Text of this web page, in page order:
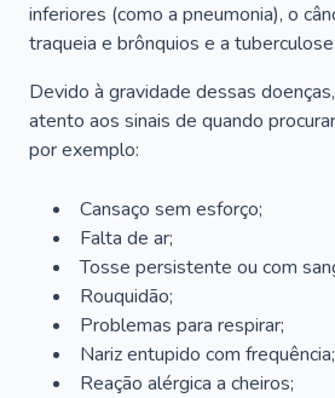
inferiores (como a pneumonia), o
traqueia e brônquios e a tuberculose.
Devido à gravidade dessas
atento aos sinais de quando
por exemplo:
Cansaço sem esforço;
Falta de ar;
Tosse persistente ou com
Rouquidão;
Problemas para respirar;
Nariz entupido com frequência;
Reação alérgica a cheiros;